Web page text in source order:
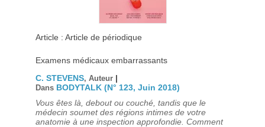
Article : Article de périodique
Examens médicaux embarrassants
C. STEVENS, Auteur |
Dans BODYTALK (N° 123, Juin 2018)
Vous êtes là, debout ou couché, tandis que le
médecin soumet des régions intimes de votre
anatomie à une inspection approfondie. Comment